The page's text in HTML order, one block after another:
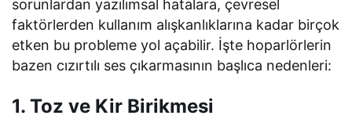
sorunlardan yazılımsal hatalara, çevresel
faktörlerden kullanım alışkanlıklarına kadar birçok
etken bu probleme yol açabilir. İşte hoparlörlerin
bazen cızırtılı ses çıkarmasının başlıca nedenleri:
1. Toz ve Kir Birikmesi